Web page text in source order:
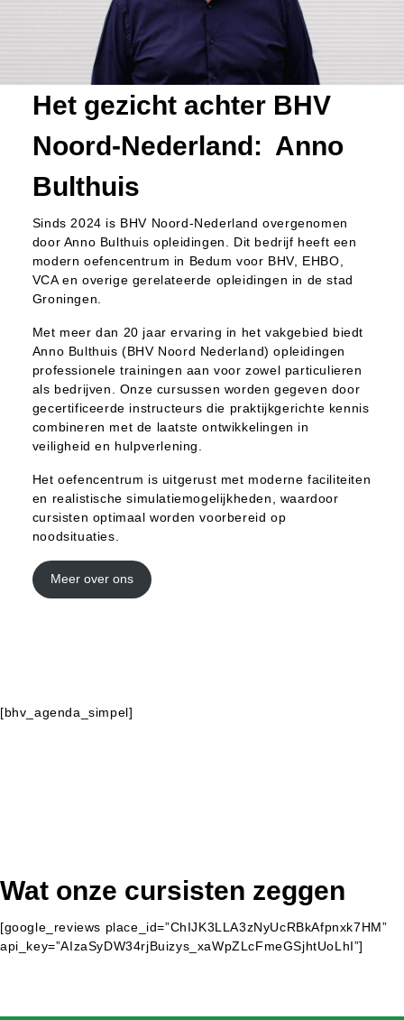
Het gezicht achter BHV
Noord-Nederland: Anno
Bulthuis
Sinds 2024 is BHV Noord-Nederland overgenomen
door Anno Bulthuis opleidingen. Dit bedrijf heeft een
modern oefencentrum in Bedum voor BHV, EHBO,
VCA en overige gerelateerde opleidingen in de stad
Groningen.
Met meer dan 20 jaar ervaring in het vakgebied biedt
Anno Bulthuis (BHV Noord Nederland) opleidingen
professionele trainingen aan voor zowel particulieren
als bedrijven. Onze cursussen worden gegeven door
gecertificeerde instructeurs die praktijkgerichte kennis
combineren met de laatste ontwikkelingen in
veiligheid en hulpverlening.
Het oefencentrum is uitgerust met moderne faciliteiten
en realistische simulatiemogelijkheden, waardoor
cursisten optimaal worden voorbereid op
noodsituaties.
Meer over ons
[bhv_agenda_simpel]
Wat onze cursisten zeggen
[google_reviews place_id=”ChIJK3LLA3zNyUcRBkAfpnxk7HM”
api_key=”AIzaSyDW34rjBuizys_xaWpZLcFmeGSjhtUoLhI”]